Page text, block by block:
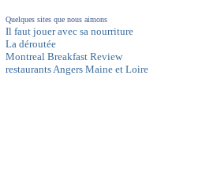
Quelques sites que nous aimons
Il faut jouer avec sa nourriture
La déroutée
Montreal Breakfast Review
restaurants Angers Maine et Loire